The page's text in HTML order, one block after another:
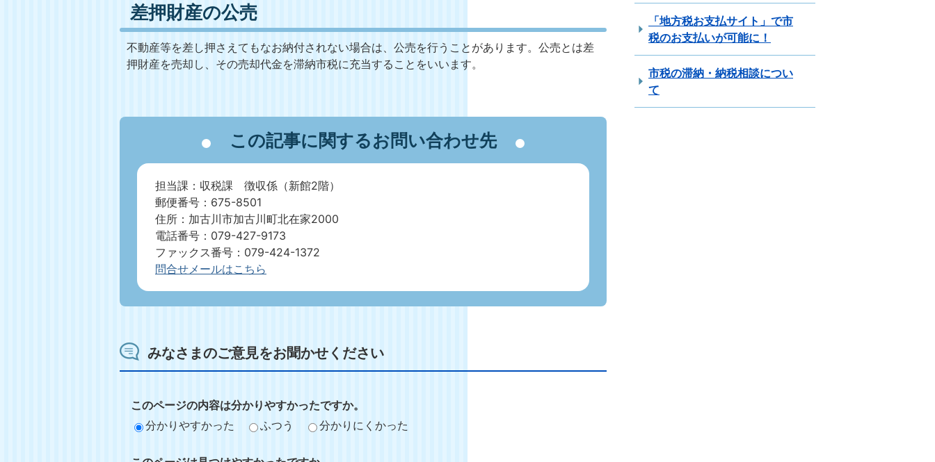
差押財産の公売
不動産等を差し押さえてもなお納付されない場合は、公売を行うことがあります。公売とは差
押財産を売却し、その売却代金を滞納市税に充当することをいいます。
この記事に関するお問い合わせ先
担当課：収税課 徴収係（新館2階）
郵便番号：675-8501
住所：加古川市加古川町北在家2000
電話番号：079-427-9173
ファックス番号：079-424-1372
問合せメールはこちら
みなさまのご意見をお聞かせください
このページの内容は分かりやすかったですか。
分かりやすかった
ふつう 分かりにくかった
「地方税お支払サイト」で市
税のお支払いが可能に！
市税の滞納・納税相談につい
て